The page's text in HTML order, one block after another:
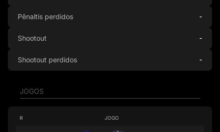
JOGOS
R JOGO
Pênaltis perdidos -
Shootout -
Shootout perdidos -